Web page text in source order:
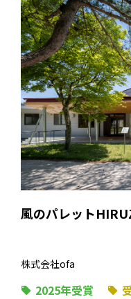
風のパレット
株式会社ofa
2025年受賞